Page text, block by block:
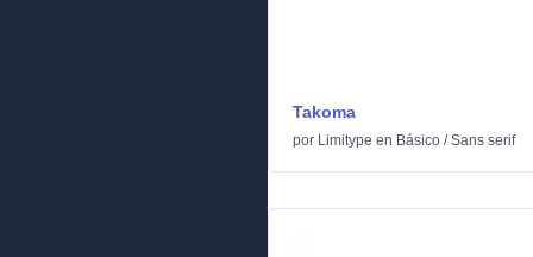
Takoma
por Limitype en Básico /Sans serif